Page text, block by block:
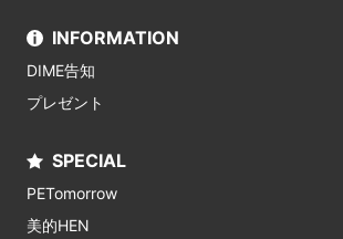
INFORMATION
DIME告知
プレゼント
SPECIAL
PETomorrow
美的HEN